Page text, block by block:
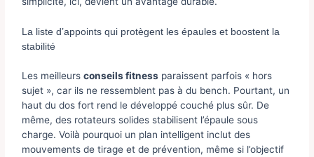
La liste d’appoints qui protègent les épaules et boostent la
stabilité
Les meilleursconseils fitness paraissent parfois « hors
sujet », car ils ne ressemblent pas à du bench. Pourtant, un
haut du dos fort rend le développé couché plus sûr. De
même, des rotateurs solides stabilisent l’épaule sous
charge. Voilà pourquoi un plan intelligent inclut des
mouvements de tirage et de prévention, même si l’objectif